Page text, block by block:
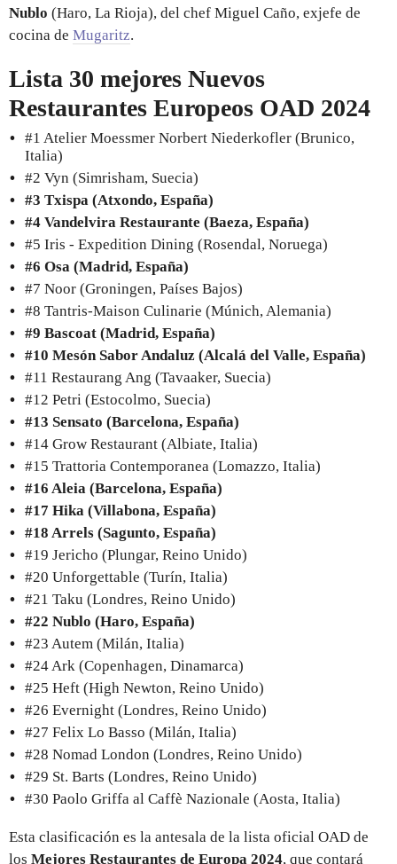
Nublo (Haro, La Rioja), del chef Miguel Caño, exjefe de
cocina de Mugaritz.
Lista 30 mejores Nuevos
Restaurantes Europeos OAD 2024
#1 Atelier Moessmer Norbert Niederkofler (Brunico,
Italia)
#2 Vyn (Simrisham, Suecia)
#3 Txispa (Atxondo, España)
#4 Vandelvira Restaurante (Baeza, España)
#5 Iris - Expedition Dining (Rosendal, Noruega)
#6 Osa (Madrid, España)
#7 Noor (Groningen, Países Bajos)
#8 Tantris-Maison Culinarie (Múnich, Alemania)
#9 Bascoat (Madrid, España)
#10 Mesón Sabor Andaluz (Alcalá del Valle, España)
#11 Restaurang Ang (Tavaaker, Suecia)
#12 Petri (Estocolmo, Suecia)
#13 Sensato (Barcelona, España)
#14 Grow Restaurant (Albiate, Italia)
#15 Trattoria Contemporanea (Lomazzo, Italia)
#16 Aleia (Barcelona, España)
#17 Hika (Villabona, España)
#18 Arrels (Sagunto, España)
#19 Jericho (Plungar, Reino Unido)
#20 Unforgettable (Turín, Italia)
#21 Taku (Londres, Reino Unido)
#22 Nublo (Haro, España)
#23 Autem (Milán, Italia)
#24 Ark (Copenhagen, Dinamarca)
#25 Heft (High Newton, Reino Unido)
#26 Evernight (Londres, Reino Unido)
#27 Felix Lo Basso (Milán, Italia)
#28 Nomad London (Londres, Reino Unido)
#29 St. Barts (Londres, Reino Unido)
#30 Paolo Griffa al Caffè Nazionale (Aosta, Italia)
Esta clasificación es la antesala de la lista oficial OAD de
los Mejores Restaurantes de Europa 2024, que contará